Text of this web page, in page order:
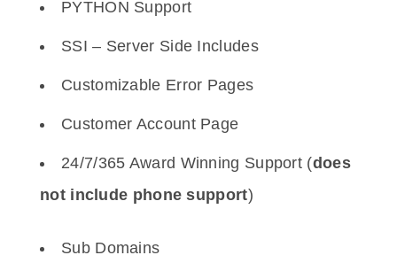
PYTHON Support
SSI – Server Side Includes
Customizable Error Pages
Customer Account Page
24/7/365 Award Winning Support (does
not include phone support)
Sub Domains